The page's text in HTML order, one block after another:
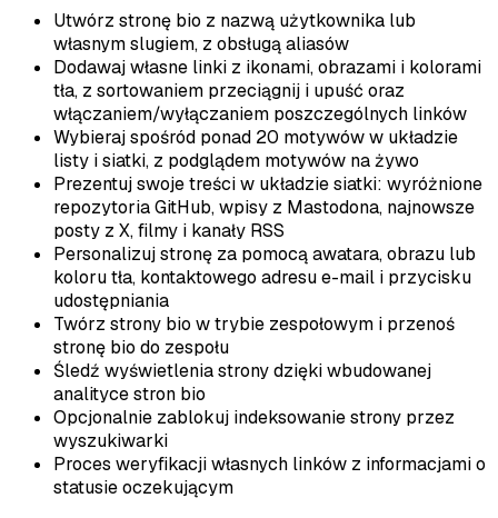
Utwórz stronę bio z nazwą użytkownika lub
własnym slugiem, z obsługą aliasów
Dodawaj własne linki z ikonami, obrazami i kolorami
tła, z sortowaniem przeciągnij i upuść oraz
włączaniem/wyłączaniem poszczególnych linków
Wybieraj spośród ponad 20 motywów w układzie
listy i siatki, z podglądem motywów na żywo
Prezentuj swoje treści w układzie siatki: wyróżnione
repozytoria GitHub, wpisy z Mastodona, najnowsze
posty z X, filmy i kanały RSS
Personalizuj stronę za pomocą awatara, obrazu lub
koloru tła, kontaktowego adresu e-mail i przycisku
udostępniania
Twórz strony bio w trybie zespołowym i przenoś
stronę bio do zespołu
Śledź wyświetlenia strony dzięki wbudowanej
analityce stron bio
Opcjonalnie zablokuj indeksowanie strony przez
wyszukiwarki
Proces weryfikacji własnych linków z informacjami o
statusie oczekującym